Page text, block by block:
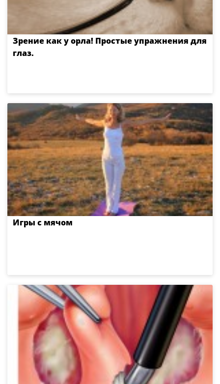
Зрение как у орла! Простые упражнения для
глаз.
Игры с мячом